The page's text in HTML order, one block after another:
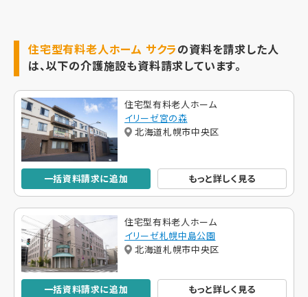
住宅型有料老人ホーム サクラの資料を請求した人
は、以下の介護施設も資料請求しています。
住宅型有料老人ホーム
イリーゼ宮の森
北海道札幌市中央区
一括資料請求に追加 もっと詳しく見る
住宅型有料老人ホーム
イリーゼ札幌中島公園
北海道札幌市中央区
一括資料請求に追加 もっと詳しく見る